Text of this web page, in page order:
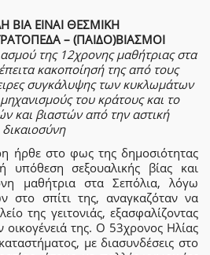
ΒΙΑ ΕΙΝΑΙ ΘΕΣΜΙΚΗ
– (ΠΑΙΔΟ)ΒΙΑΣΜΟΙ
της 12χρονης μαθήτριας στα
κακοποίησή της από τους
συγκάλυψης των κυκλωμάτων
του κράτους και το
και βιαστών από την αστική
δικαιοσύνη
ήρθε στο φως της δημοσιότητας
υπόθεση σεξουαλικής βίας και
μαθήτρια στα Σεπόλια, λόγω
στο σπίτι της, αναγκαζόταν να
της γειτονιάς, εξασφαλίζοντας
οικογένειά της. Ο 53χρονος Ηλίας
με διασυνδέσεις στο